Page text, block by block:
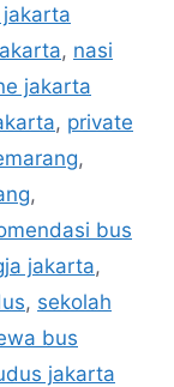
, nasi
jakarta
, private
,
,
bus
jakarta,
, sekolah
bus
jakarta